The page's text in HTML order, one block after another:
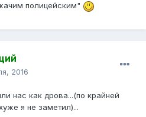
полицейским"
2016
нас как дрова...(по крайней
я не заметил)...